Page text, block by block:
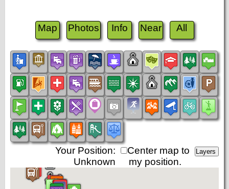
Map Photos Info Near All
Center map to
my position.
Your Position:
Unknown